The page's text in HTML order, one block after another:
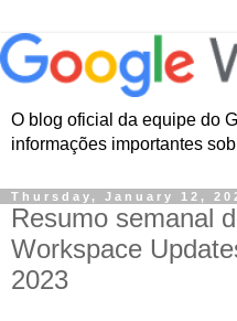
O blog oficial da equipe do
informações importantes
Thursday, January 12,
Resumo semanal
Workspace
2023